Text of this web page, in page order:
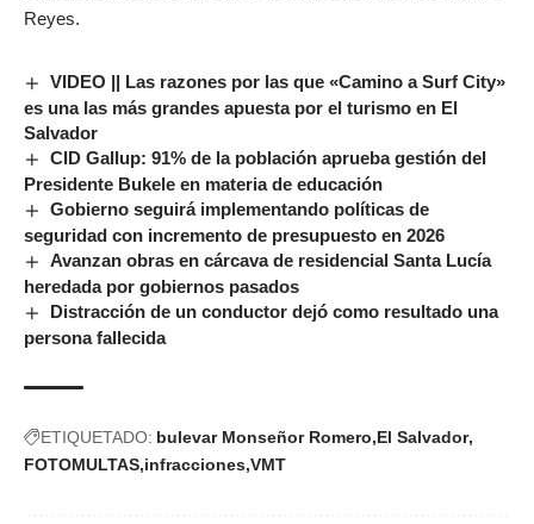
Reyes.
VIDEO || Las razones por las que «Camino a Surf City»
es una las más grandes apuesta por el turismo en El
Salvador
CID Gallup: 91% de la población aprueba gestión del
Presidente Bukele en materia de educación
Gobierno seguirá implementando políticas de
seguridad con incremento de presupuesto en 2026
Avanzan obras en cárcava de residencial Santa Lucía
heredada por gobiernos pasados
Distracción de un conductor dejó como resultado una
persona fallecida
ETIQUETADO: bulevar Monseñor Romero El Salvador
FOTOMULTAS infracciones VMT